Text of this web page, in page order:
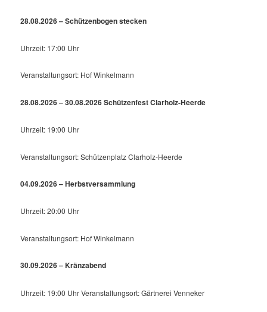
28.08.2026 – Schützenbogen stecken
Uhrzeit: 17:00 Uhr
Veranstaltungsort: Hof Winkelmann
28.08.2026 – 30.08.2026 Schützenfest Clarholz-Heerde
Uhrzeit: 19:00 Uhr
Veranstaltungsort: Schützenplatz Clarholz-Heerde
04.09.2026 – Herbstversammlung
Uhrzeit: 20:00 Uhr
Veranstaltungsort: Hof Winkelmann
30.09.2026 – Kränzabend
Uhrzeit: 19:00 Uhr Veranstaltungsort: Gärtnerei Venneker